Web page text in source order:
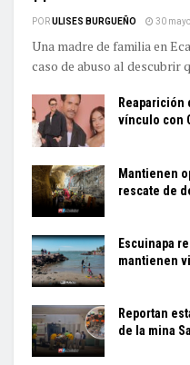
PORULISES BURGUEÑO 30
Una madre de familia en
caso de abuso al descubrir
vínculo con
Mantienen
rescate de
Escuinapa
mantienen
Reportan
de la mina